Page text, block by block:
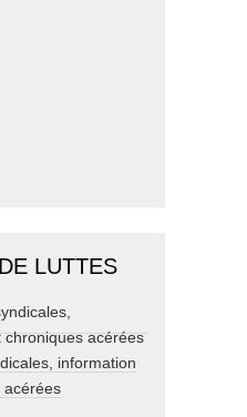
LUTTES
information
acérées